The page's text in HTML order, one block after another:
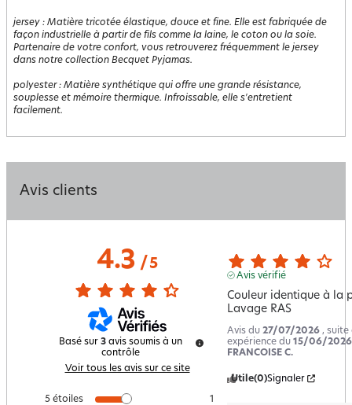
jersey : Matière tricotée élastique, douce et fine. Elle est fabriquée de
façon industrielle à partir de fils comme la laine, le coton ou la soie.
Partenaire de votre confort, vous retrouverez fréquemment le jersey
dans notre collection Becquet Pyjamas.
polyester: Matière synthétique qui offre une grande résistance,
souplesse et mémoire thermique. Infroissable, elle s'entretient
facilement.
Avis clients
4.3/ 5
Basé sur 3 avis soumis à un
contrôle
Voir tous les avis sur ce site
5 étoiles
1
Avis vérifié
Couleur identique à la
Lavage RAS
Avis du 27/07/2026 , suite
expérience du 15/06/2026
FRANCOISE C.
Utile(0)Signaler